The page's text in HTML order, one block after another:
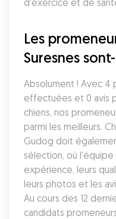
d'exercice et de
Les
Suresnes
Absolument ! Avec 4
effectuées et 0 avis
chiens, nos
parmi les meilleurs.
Gudog doit
sélection, où
expérience, leurs
leurs photos et les
Au cours des 12
candidats